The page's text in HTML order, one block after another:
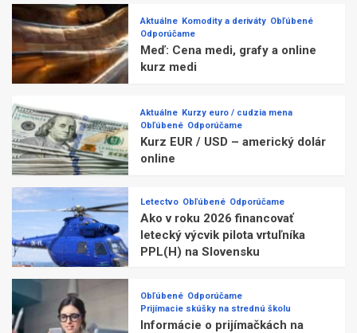
Aktuálne Komodity a deriváty Obľúbené
Odporúčame
Meď: Cena medi, grafy a online
kurz medi
Aktuálne Kurzy euro / cudzia mena
Obľúbené Odporúčame
Kurz EUR / USD – americký dolár
online
Letectvo Obľúbené Odporúčame
Ako v roku 2026 financovať
letecký výcvik pilota vrtuľníka
PPL(H) na Slovensku
Obľúbené Odporúčame
Prijímacie skúšky na strednú školu
Informácie o prijímačkách na